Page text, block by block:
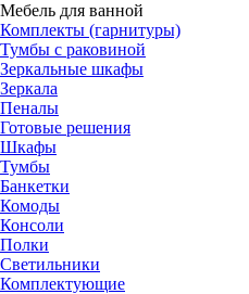
Мебель для ванной
Комплекты (гарнитуры)
Тумбы с раковиной
Зеркальные шкафы
Зеркала
Пеналы
Готовые решения
Шкафы
Тумбы
Банкетки
Комоды
Консоли
Полки
Светильники
Комплектующие